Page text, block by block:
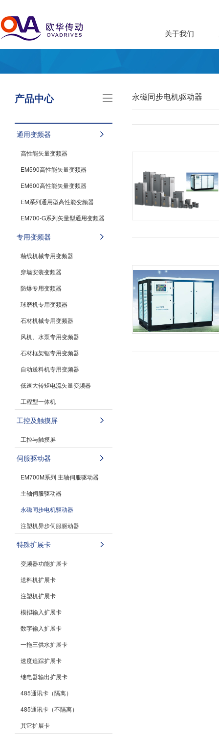
关于我们
产品中心
通用变频器
高性能矢量变频器
EM590高性能矢量变频器
EM600高性能矢量变频器
EM系列通用型高性能变频器
EM700-G系列矢量型通用变频器
专用变频器
釉线机械专用变频器
穿墙安装变频器
防爆专用变频器
球磨机专用变频器
石材机械专用变频器
风机、水泵专用变频器
石材框架锯专用变频器
自动送料机专用变频器
低速大转矩电流矢量变频器
工程型一体机
工控及触摸屏
工控与触摸屏
伺服驱动器
EM700M系列 主轴伺服驱动器
主轴伺服驱动器
永磁同步电机驱动器
注塑机异步伺服驱动器
特殊扩展卡
变频器功能扩展卡
送料机扩展卡
注塑机扩展卡
模拟输入扩展卡
数字输入扩展卡
一拖三供水扩展卡
速度追踪扩展卡
继电器输出扩展卡
485通讯卡（隔离）
485通讯卡（不隔离）
其它扩展卡
永磁同步电机驱动器